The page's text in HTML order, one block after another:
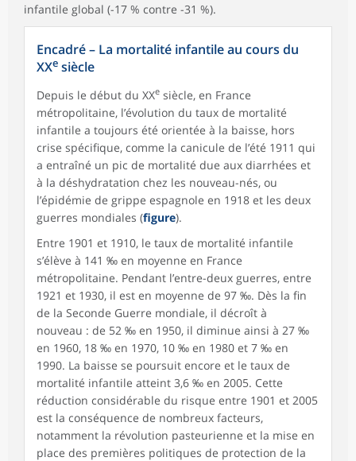
infantile global (-17 % contre -31 %).
Encadré – La mortalité infantile au cours du
XXe siècle
Depuis le début du XXe siècle, en France
métropolitaine, l’évolution du taux de mortalité
infantile a toujours été orientée à la baisse, hors
crise spécifique, comme la canicule de l’été 1911 qui
a entraîné un pic de mortalité due aux diarrhées et
à la déshydratation chez les nouveau-nés, ou
l’épidémie de grippe espagnole en 1918 et les deux
guerres mondiales (figure).
Entre 1901 et 1910, le taux de mortalité infantile
s’élève à 141 ‰ en moyenne en France
métropolitaine. Pendant l’entre-deux guerres, entre
1921 et 1930, il est en moyenne de 97 ‰. Dès la fin
de la Seconde Guerre mondiale, il décroît à
nouveau : de 52 ‰ en 1950, il diminue ainsi à 27 ‰
en 1960, 18 ‰ en 1970, 10 ‰ en 1980 et 7 ‰ en
1990. La baisse se poursuit encore et le taux de
mortalité infantile atteint 3,6 ‰ en 2005. Cette
réduction considérable du risque entre 1901 et 2005
est la conséquence de nombreux facteurs,
notamment la révolution pasteurienne et la mise en
place des premières politiques de protection de la